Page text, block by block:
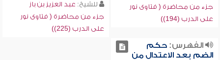
جزء من محاضرة ( فتاوى نور
على الدرب (194))
للشيخ: عبد العزيز بن باز
جزء من محاضرة ( فتاوى نور
على الدرب (225))
الفهرس:حكم
الضم بعد الاعتدال من